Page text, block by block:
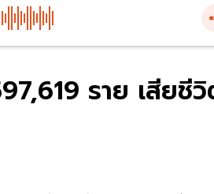
ราย เสียชี